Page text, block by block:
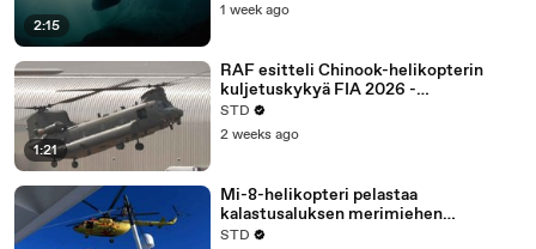
2:15
1 week ago
1:21
RAF esitteli Chinook-helikopterin
kuljetuskykyä FIA 2026 -
ilmailunäyttelyssä
STD
2 weeks ago
Mi-8-helikopteri pelastaa
kalastusaluksen merimiehen
Beringinmerellä
STD